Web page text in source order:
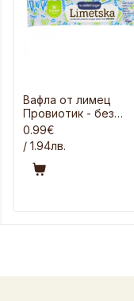
Вафла от лимец
Провиотик - без
захар 30 гр
0.99€
/ 1.94лв.